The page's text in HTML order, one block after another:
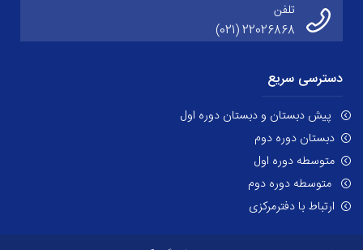
تلفن
22026868 (021)
دسترسی سریع
پیش دبستان و دبستان دوره اول
دبستان دوره دوم
متوسطه دوره اول
متوسطه دوره دوم
ارتباط با دفترمرکزی